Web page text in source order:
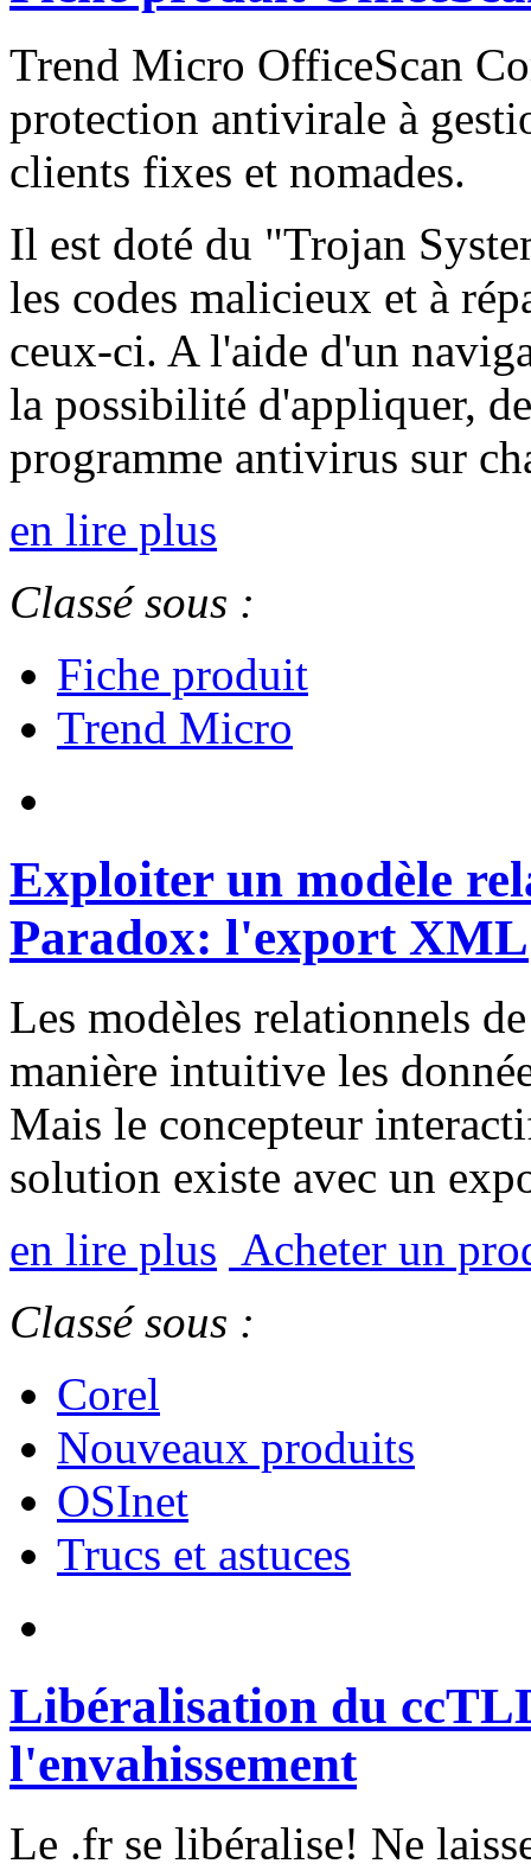
Trend Micro OfficeScan
protection antivirale à
clients fixes et nomades.
Il est doté du "Trojan
les codes malicieux et à
ceux-ci. A l'aide d'un
la possibilité d'appliquer,
programme antivirus sur
en lire plus
Classé sous :
Fiche produit
Trend Micro
Exploiter un modèle
Paradox: l'export XML
Les modèles relationnels
manière intuitive les
Mais le concepteur
solution existe avec un
en lire plus Acheter un
Classé sous :
Corel
Nouveaux produits
OSInet
Trucs et astuces
Libéralisation du
l'envahissement
Le .fr se libéralise! Ne